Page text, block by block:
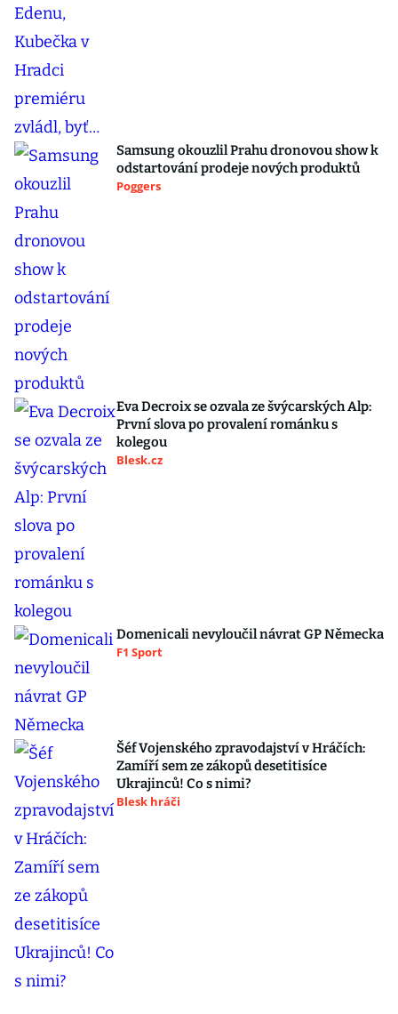
Samsung okouzlil Prahu dronovou show k
odstartování prodeje nových produktů
Poggers
Eva Decroix se ozvala ze švýcarských Alp:
První slova po provalení románku s
kolegou
Blesk.cz
Domenicali nevyloučil návrat GP Německa
F1 Sport
Šéf Vojenského zpravodajství v Hráčích:
Zamíří sem ze zákopů desetitisíce
Ukrajinců! Co s nimi?
Blesk hráči